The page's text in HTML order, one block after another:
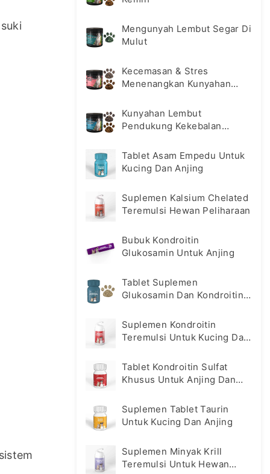
Mengunyah Lembut Segar Di
Mulut
Kecemasan & Stres
Menenangkan Kunyahan
Kunyahan Lembut
Pendukung Kekebalan
Tablet Asam Empedu Untuk
Kucing Dan Anjing
Suplemen Kalsium Chelated
Teremulsi Hewan Peliharaan
Bubuk Kondroitin
Glukosamin Untuk Anjing
Tablet Suplemen
Glukosamin Dan Kondroitin
Suplemen Kondroitin
Teremulsi Untuk Kucing Dan
Tablet Kondroitin Sulfat
Khusus Untuk Anjing Dan
Suplemen Tablet Taurin
Untuk Kucing Dan Anjing
Suplemen Minyak Krill
Teremulsi Untuk Hewan